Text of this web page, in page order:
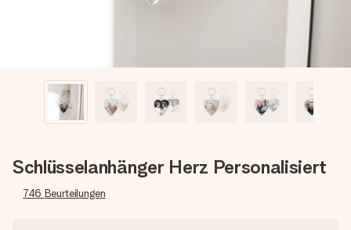
Schlüsselanhänger Herz Personalisiert
746 Beurteilungen